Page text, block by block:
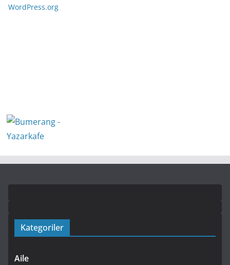
WordPress.org
Kategoriler
Aile